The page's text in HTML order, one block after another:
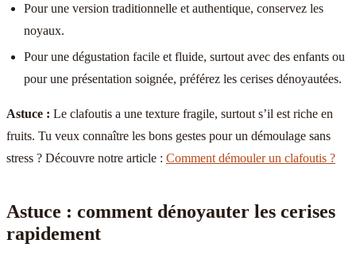
Pour une version traditionnelle et authentique, conservez les
noyaux.
Pour une dégustation facile et fluide, surtout avec des enfants ou
pour une présentation soignée, préférez les cerises dénoyautées.
Astuce : Le clafoutis a une texture fragile, surtout s’il est riche en
fruits. Tu veux connaître les bons gestes pour un démoulage sans
stress ? Découvre notre article : Comment démouler un clafoutis ?
Astuce : comment dénoyauter les cerises
rapidement